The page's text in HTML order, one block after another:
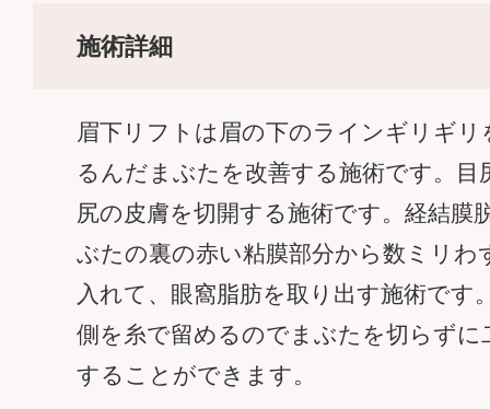
施術詳細
眉下リフトは眉の下のラインギリギリ
るんだまぶたを改善する施術です。目
尻の皮膚を切開する施術です。経結膜
ぶたの裏の赤い粘膜部分から数ミリわ
入れて、眼窩脂肪を取り出す施術です
側を糸で留めるのでまぶたを切らずに
することができます。